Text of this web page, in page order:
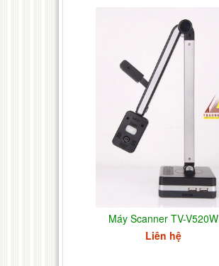
Máy Scanner TV-V520W
Liên hệ